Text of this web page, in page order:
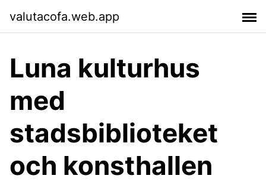
valutacofa.web.app
Luna kulturhus
med
stadsbiblioteket
och konsthallen